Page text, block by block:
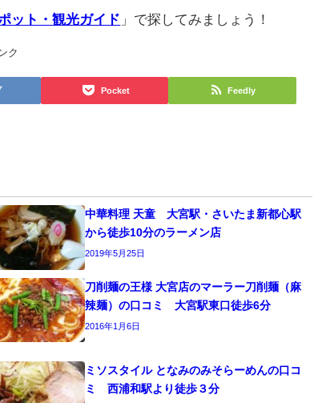
ット・観光ガイド 」で探してみましょう！
ク
Pocket Feedly
中華料理 天童 大宮駅・さいたま新都心駅
から徒歩10分のラーメン店
2019年5月25日
刀削麺の王様 大宮店のマーラー刀削麺（麻
辣麺）の口コミ 大宮駅東口徒歩6分
2016年1月6日
ミソスタイル となみのみそらーめんの口コ
ミ 西浦和駅より徒歩３分